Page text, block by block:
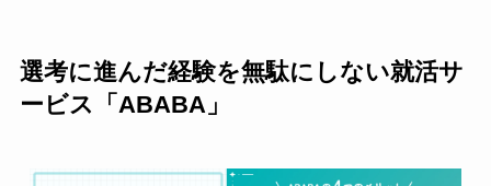
選考に進んだ経験を無駄にしない就活サ
ービス「ABABA」